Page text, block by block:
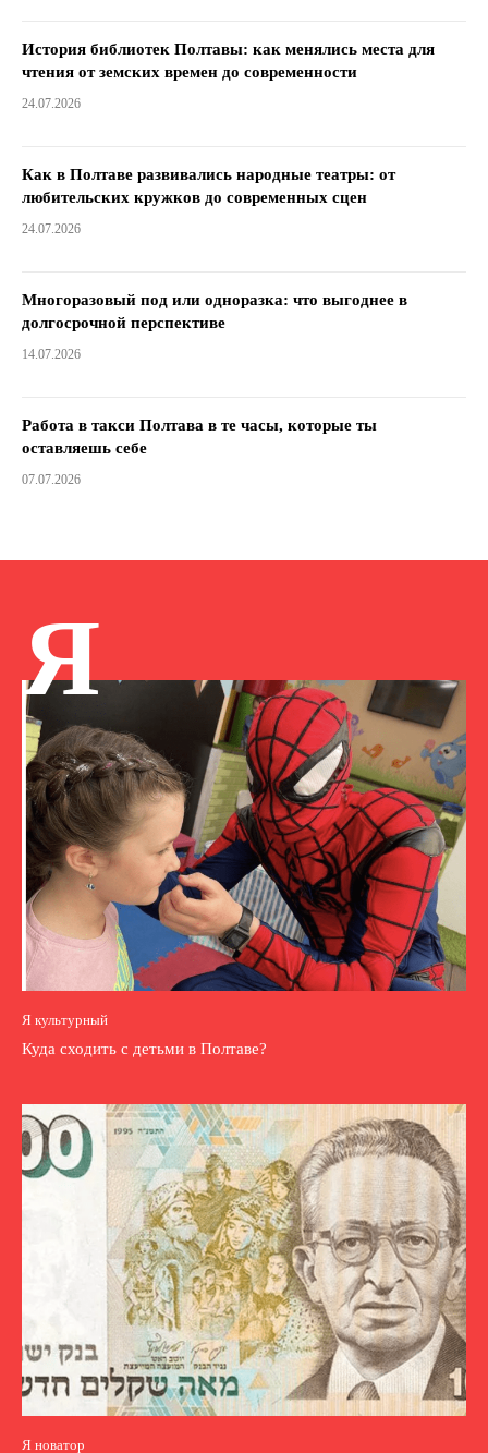
История библиотек Полтавы: как менялись места для
чтения от земских времен до современности
24.07.2026
Как в Полтаве развивались народные театры: от
любительских кружков до современных сцен
24.07.2026
Многоразовый под или одноразка: что выгоднее в
долгосрочной перспективе
14.07.2026
Работа в такси Полтава в те часы, которые ты
оставляешь себе
07.07.2026
Я
Я культурный
Куда сходить с детьми в Полтаве?
Я новатор